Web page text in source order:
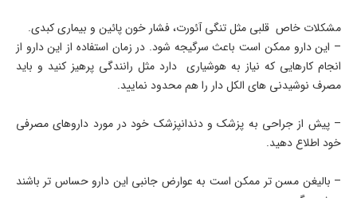
مشکلات خاص قلبی مثل تنگی آئورت، فشار خون پائین و بیماری کبدی.
– این دارو ممکن است باعث سرگیجه شود. در زمان استفاده از این دارو از
انجام کارهایی که نیاز به هوشیاری دارد مثل رانندگی پرهیز کنید و باید
مصرف نوشیدنی های الکل دار را هم محدود نمایید.
– پیش از جراحی به پزشک و دندانپزشک خود در مورد داروهای مصرفی
خود اطلاع دهید.
– بالیغن مسن تر ممکن است به عوارض جانبی این دارو حساس تر باشند